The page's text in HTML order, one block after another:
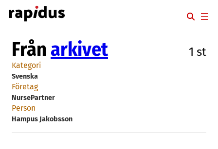
Hoppa
till
Från arkivet 1 st
Kategori
Svenska
Företag
NursePartner
Person
Hampus Jakobsson